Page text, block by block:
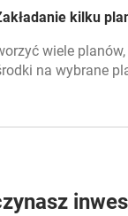
kilku
wiele
na wybrane